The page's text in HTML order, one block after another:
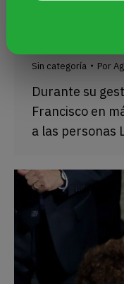
Sin categoría Por
Durante su
Francisco en
a las personas